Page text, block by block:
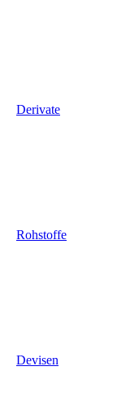
Derivate
Rohstoffe
Devisen